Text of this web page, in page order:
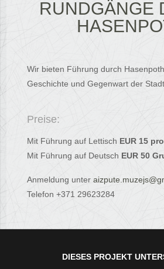
RUNDGÄNGE
Wir bieten Führung durch
Geschichte und Gegenwart der
Preise:
Mit Führung auf Lettisch EUR 15
Mit Führung auf Deutsch EUR 50
Anmeldung unter
Telefon +371 29623284
DIESES PROJEKT